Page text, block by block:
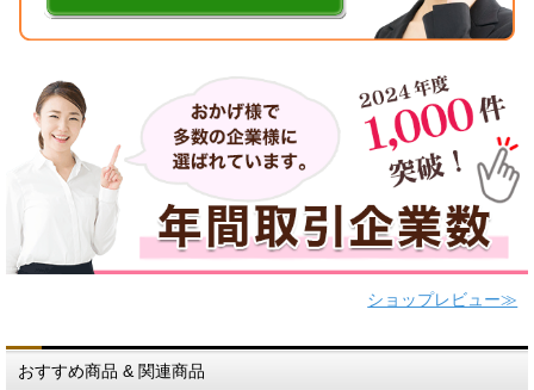
ショップレビュー≫
おすすめ商品 & 関連商品